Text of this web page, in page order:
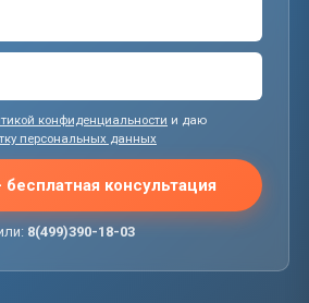
конфиденциальности и даю
персональных данных
консультация
8(499)390-18-03